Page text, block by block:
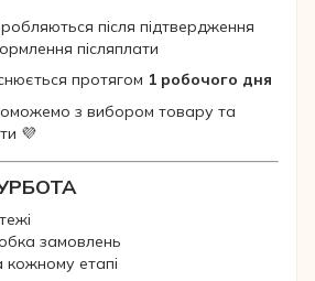
після підтвердження
післяплати
протягом 1 робочого дня
з вибором товару та
💜
замовлень
кожному етапі